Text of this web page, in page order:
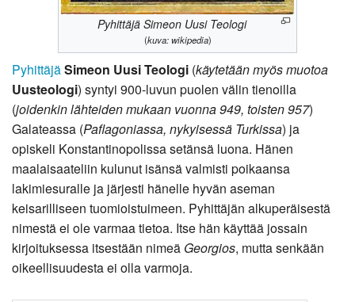
Pyhittäjä Simeon Uusi Teologi
(kuva: wikipedia)
PyhittäjäSimeon Uusi Teologi (käytetään myös muotoa
Uusteologi) syntyi 900-luvun puolen välin tienoilla
(joidenkin lähteiden mukaan vuonna 949, toisten 957)
Galateassa (Paflagoniassa, nykyisessä Turkissa) ja
opiskeli Konstantinopolissa setänsä luona. Hänen
maalaisaateliin kulunut isänsä valmisti poikaansa
lakimiesuralle ja järjesti hänelle hyvän aseman
keisarilliseen tuomioistuimeen. Pyhittäjän alkuperäisestä
nimestä ei ole varmaa tietoa. Itse hän käyttää jossain
kirjoituksessa itsestään nimeä Georgios, mutta senkään
oikeellisuudesta ei olla varmoja.